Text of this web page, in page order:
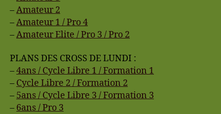
–Amateur 2
–Amateur 1 / Pro 4
–Amateur Elite / Pro 3 / Pro 2
PLANS DES CROSS DE LUNDI :
–4ans / Cycle Libre 1 / Formation 1
– Cycle Libre 2 / Formation 2
– 5ans / Cycle Libre 3 / Formation 3
– 6ans / Pro 3